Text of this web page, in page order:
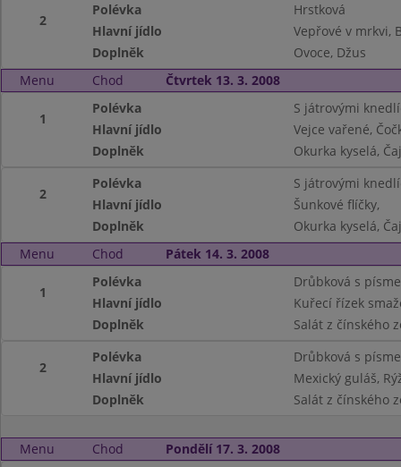
2
Polévka
Hrstková
Hlavní jídlo
Vepřové v mrkvi,
Doplněk
Ovoce, Džus
Menu
Chod Čtvrtek 13. 3. 2008
1
Polévka
S játrovými
Hlavní jídlo
Vejce vařené,
Doplněk
Okurka kyselá,
2
Polévka
S játrovými
Hlavní jídlo
Šunkové flíčky,
Doplněk
Okurka kyselá,
Menu
Chod Pátek 14. 3. 2008
1
Polévka
Drůbková s
Hlavní jídlo
Kuřecí řízek
Doplněk
Salát z čínského
2
Polévka
Drůbková s
Hlavní jídlo
Mexický guláš,
Doplněk
Salát z čínského
Menu Chod Pondělí 17. 3. 2008